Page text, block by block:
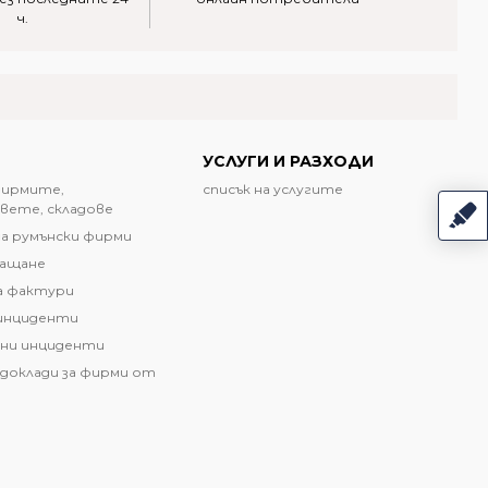
ч.
складове
румънски фирми
фактури
инциденти
за фирми от
УСЛУГИ И РАЗХОДИ
списък на услугите